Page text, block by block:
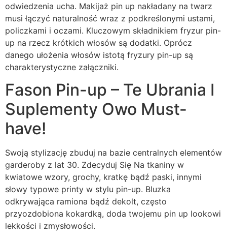
odwiedzenia ucha. Makijaż pin up nakładany na twarz
musi łączyć naturalność wraz z podkreślonymi ustami,
policzkami i oczami. Kluczowym składnikiem fryzur pin-
up na rzecz krótkich włosów są dodatki. Oprócz
danego ułożenia włosów istotą fryzury pin-up są
charakterystyczne załączniki.
Fason Pin-up – Te Ubrania I
Suplementy Owo Must-
have!
Swoją stylizację zbuduj na bazie centralnych elementów
garderoby z lat 30. Zdecyduj Się Na tkaniny w
kwiatowe wzory, grochy, kratkę bądź paski, innymi
słowy typowe printy w stylu pin-up. Bluzka
odkrywająca ramiona bądź dekolt, często
przyozdobiona kokardką, doda twojemu pin up lookowi
lekkości i zmysłowości.